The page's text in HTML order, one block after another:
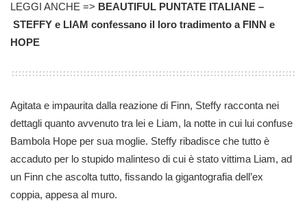
LEGGI ANCHE => BEAUTIFUL PUNTATE ITALIANE –
STEFFY e LIAM confessano il loro tradimento a FINN e
HOPE
Agitata e impaurita dalla reazione di Finn, Steffy racconta nei
dettagli quanto avvenuto tra lei e Liam, la notte in cui lui confuse
Bambola Hope per sua moglie. Steffy ribadisce che tutto è
accaduto per lo stupido malinteso di cui è stato vittima Liam, ad
un Finn che ascolta tutto, fissando la gigantografia dell’ex
coppia, appesa al muro.